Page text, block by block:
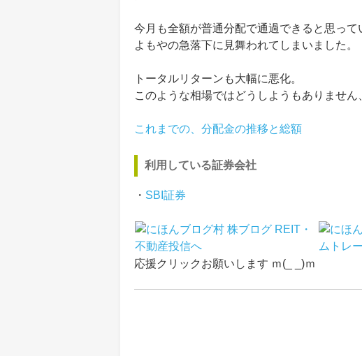
今月も全額が普通分配で通過できると思って
よもやの急落下に見舞われてしまいました。
トータルリターンも大幅に悪化。
このような相場ではどうしようもありません
これまでの、分配金の推移と総額
利用している証券会社
・ SBI証券
応援クリックお願いします ｍ(_ _)ｍ